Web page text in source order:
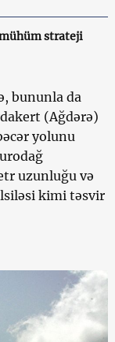
strateji
bununla da
(Ağdərə)
yolunu
uzunluğu və
kimi təsvir